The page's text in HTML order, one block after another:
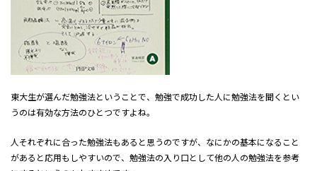
東大生が選んだ勉強法ということで、勉強で成功した人に勉強法を聞くとい
うのは有効な方法のひとつですよね。
人それぞれに合った勉強法もあると思うのですが、なにかの基本になること
があると応用もしやすいので、勉強法の入り口として他の人の勉強法を参考